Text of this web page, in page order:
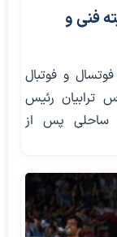
فنی و
و فوتبال
ترابیان رئیس
ساحلی پس از